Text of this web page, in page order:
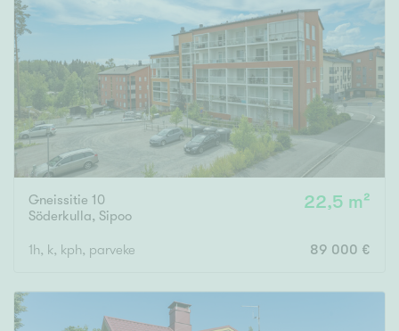
Gneissitie 10
Söderkulla, Sipoo
22,5 m²
1h, k, kph, parveke 89 000 €